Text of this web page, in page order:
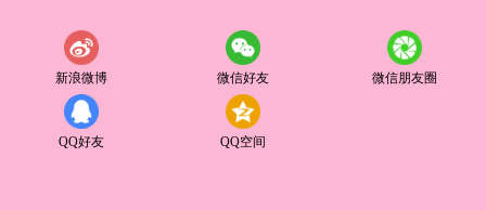
新浪微博 微信好友 微信朋友圈
QQ好友 QQ空间